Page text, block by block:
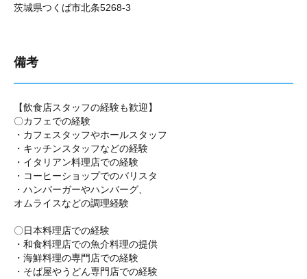
茨城県つくば市北条5268-3
備考
【飲食店スタッフの経験も歓迎】
〇カフェでの経験
・カフェスタッフやホールスタッフ
・キッチンスタッフなどの経験
・イタリアン料理店での経験
・コーヒーショップでのバリスタ
・ハンバーガーやハンバーグ、
オムライスなどの調理経験
〇日本料理店での経験
・和食料理店での魚介料理の提供
・海鮮料理の専門店での経験
・そば屋やうどん専門店での経験